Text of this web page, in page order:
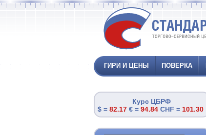
ГИРИ И ЦЕНЫ ПОВЕРКА
Курс ЦБРФ
$ = 82.17 € = 94.84 CHF = 101.30